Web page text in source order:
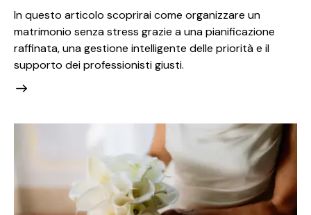
In questo articolo scoprirai come organizzare un
matrimonio senza stress grazie a una pianificazione
raffinata, una gestione intelligente delle priorità e il
supporto dei professionisti giusti.